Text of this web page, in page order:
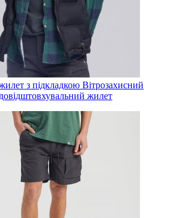
з підкладкою Вітрозахисний
жилет